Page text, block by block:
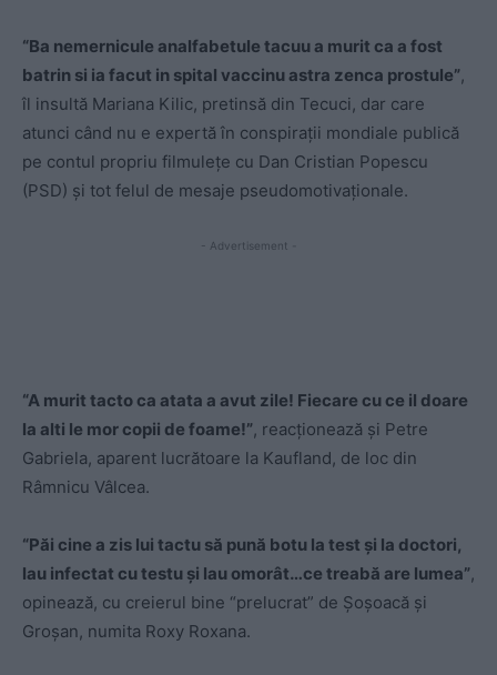
“Ba nemernicule analfabetule tacuu a murit ca a fost
batrin si ia facut in spital vaccinu astra zenca prostule”,
îl insultă Mariana Kilic, pretinsă din Tecuci, dar care
atunci când nu e expertă în conspirații mondiale publică
pe contul propriu filmulețe cu Dan Cristian Popescu
(PSD) și tot felul de mesaje pseudomotivaționale.
- Advertisement -
“A murit tacto ca atata a avut zile! Fiecare cu ce il doare
la alti le mor copii de foame!”, reacționează și Petre
Gabriela, aparent lucrătoare la Kaufland, de loc din
Râmnicu Vâlcea.
“Păi cine a zis lui tactu să pună botu la test și la doctori,
lau infectat cu testu și lau omorât…ce treabă are lumea”,
opinează, cu creierul bine “prelucrat” de Șoșoacă și
Groșan, numita Roxy Roxana.